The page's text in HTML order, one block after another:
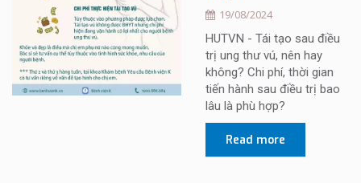
19/08/2024
HUTVN - Tái tạo sau điều
trị ung thư vú, nên hay
không? Chi phí, thời gian
tiến hành sau điều trị bao
lâu là phù hợp?
Read more